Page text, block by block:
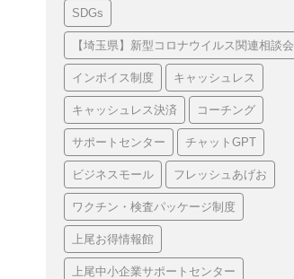
ーSDGs
【埼玉県】新型コロナウイルス関連相談会
インボイス制度 キャッシュレス
キャッシュレス決済 コーチング
サポートセンター チャットGPT
ビジネスモール フレッシュあげお
ワクチン・検査パッケージ制度
上尾お得情報館
上尾中小企業サポートセンター